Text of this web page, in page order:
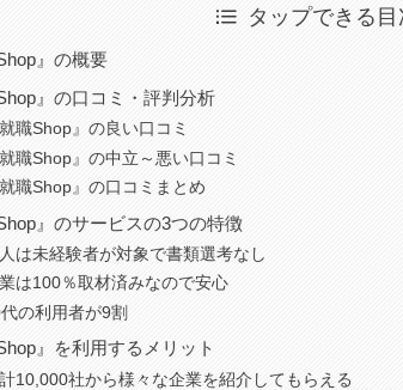
タップできる目
』の概要
』の口コミ・評判分析
就職Shop』の良い口コミ
就職Shop』の中立～悪い口コミ
就職Shop』の口コミまとめ
』のサービスの3つの特徴
は未経験者が対象で書類選考なし
は100％取材済みなので安心
の利用者が9割
』を利用するメリット
10,000社から様々な企業を紹介してもらえる